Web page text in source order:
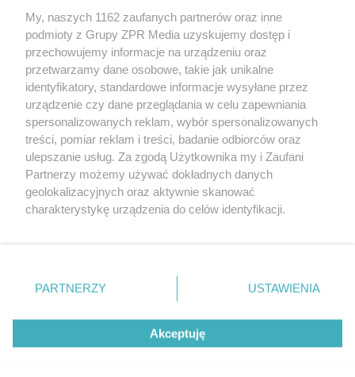
Żaden utwór zamieszczony w serwisie nie może być powielany i
rozpowszechniany lub dalej rozpowszechniany w jakikolwiek sposób (w
tym także elektroniczny lub mechaniczny) na jakimkolwiek polu
eksploatacji w jakiejkolwiek formie, włącznie z umieszczaniem w
Internecie bez pisemnej zgody właściciela praw. Jakiekolwiek użycie lub
wykorzystanie utworów w całości lub w części z naruszeniem prawa,
tzn. bez właściwej zgody, jest zabronione pod groźbą kary i może być
ścigane prawnie.
© 2026 Grupa ZPR Media
My, naszych 1162 zaufanych partnerów oraz inne
podmioty z Grupy ZPR Media uzyskujemy dostęp i
przechowujemy informacje na urządzeniu oraz
przetwarzamy dane osobowe, takie jak unikalne
identyfikatory, standardowe informacje wysyłane przez
urządzenie czy dane przeglądania w celu zapewniania
spersonalizowanych reklam, wybór spersonalizowanych
treści, pomiar reklam i treści, badanie odbiorców oraz
ulepszanie usług. Za zgodą Użytkownika my i Zaufani
Partnerzy możemy używać dokładnych danych
geolokalizacyjnych oraz aktywnie skanować
charakterystykę urządzenia do celów identyfikacji.
zmienić/wycofać klikając przycisk ustawień prywatności
znajdujący się w lewym dolnym rogu strony
rodzaje przetwarzania danych nie wymagają zgody
użytkownika, ale masz prawo sprzeciwić się takiemu
przetwarzaniu. Preferencje będą miały zastosowanie tylko
PARTNERZY USTAWIENIA
Akceptuję